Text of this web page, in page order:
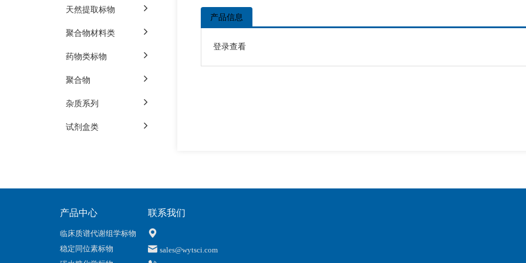
天然提取标物
聚合物材料类
药物类标物
聚合物
杂质系列
试剂盒类
产品信息
登录查看
产品中心
临床质谱代谢组学标物
稳定同位素标物
联系我们
sales@wytsci.com